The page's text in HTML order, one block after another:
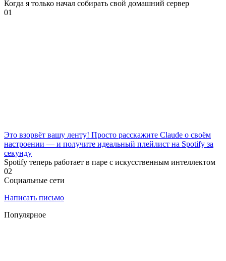
Когда я только начал собирать свой домашний сервер
01
Это взорвёт вашу ленту! Просто расскажите Claude о своём
настроении — и получите идеальный плейлист на Spotify за
секунду
Spotify теперь работает в паре с искусственным интеллектом
02
Социальные сети
Написать письмо
Популярное